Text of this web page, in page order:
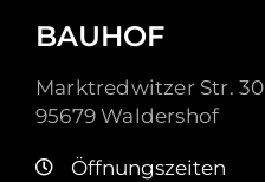
BAUHOF
Marktredwitzer Str. 30
95679 Waldershof
Öffnungszeiten